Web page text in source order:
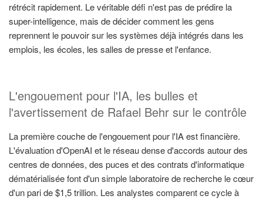
rétrécit rapidement. Le véritable défi n'est pas de prédire la
super-intelligence, mais de décider comment les gens
reprennent le pouvoir sur les systèmes déjà intégrés dans les
emplois, les écoles, les salles de presse et l'enfance.
L'engouement pour l'IA, les bulles et
l'avertissement de Rafael Behr sur le contrôle
La première couche de l'engouement pour l'IA est financière.
L'évaluation d'OpenAI et le réseau dense d'accords autour des
centres de données, des puces et des contrats d'informatique
dématérialisée font d'un simple laboratoire de recherche le cœur
d'un pari de $1,5 trillion. Les analystes comparent ce cycle à